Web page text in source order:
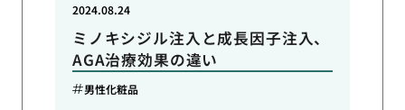
ミノキシジル注入と成長因子注入、
AGA治療効果の違い
2024.08.24
男性化粧品